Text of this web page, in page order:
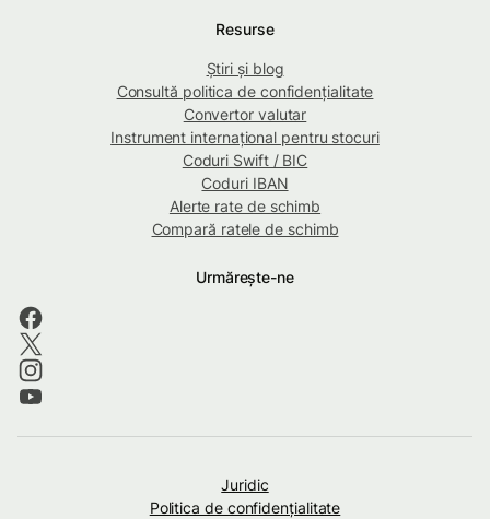
Resurse
Știri și blog
Consultă politica de confidențialitate
Convertor valutar
Instrument internațional pentru stocuri
Coduri Swift / BIC
Coduri IBAN
Alerte rate de schimb
Compară ratele de schimb
Urmărește-ne
Juridic
Politica de confidenţialitate